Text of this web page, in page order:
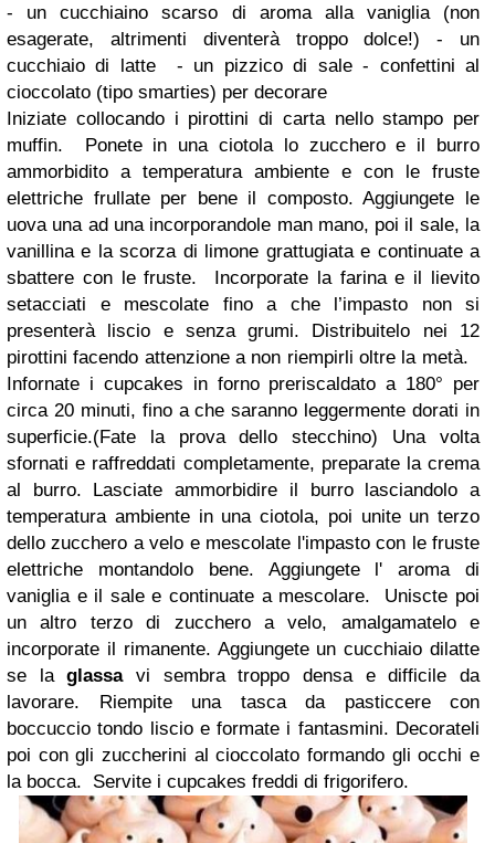
- un cucchiaino scarso di aroma alla vaniglia (non
esagerate, altrimenti diventerà troppo dolce!)
- un
cucchiaio di latte
- un pizzico di sale - confettini al
cioccolato (tipo smarties) per decorare
Iniziate collocando i pirottini di carta nello stampo per
muffin.
Ponete in una ciotola lo zucchero e il burro
ammorbidito a temperatura ambiente e con le fruste
elettriche frullate per bene il composto. Aggiungete le
uova una ad una incorporandole man mano, poi il sale, la
vanillina e la scorza di limone grattugiata e continuate a
sbattere con le fruste.
Incorporate la farina e il lievito
setacciati e mescolate fino a che l’impasto non si
presenterà liscio e senza grumi. Distribuitelo nei 12
pirottini facendo attenzione a non riempirli oltre la metà.
Infornate i cupcakes in forno preriscaldato a 180° per
circa 20 minuti, fino a che saranno leggermente dorati in
superficie.(Fate la prova dello stecchino)
Una volta
sfornati e raffreddati completamente, preparate la crema
al burro.
Lasciate ammorbidire il burro lasciandolo a
temperatura ambiente in una ciotola, poi unite un terzo
dello zucchero a velo e mescolate l'impasto con le fruste
elettriche montandolo bene.
Aggiungete l' aroma di
vaniglia e il sale e continuate a mescolare.
Uniscte poi
un altro terzo di zucchero a velo, amalgamatelo e
incorporate il rimanente. Aggiungete un cucchiaio dilatte
se laglassavi sembra troppo densa e difficile da
lavorare. Riempite una tasca da pasticcere con
boccuccio tondo liscio e formate i fantasmini. Decorateli
poi con gli zuccherini al cioccolato formando gli occhi e
la bocca.
Servite i cupcakes freddi di frigorifero.